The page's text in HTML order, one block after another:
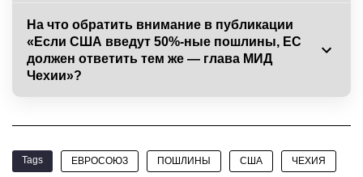
На что обратить внимание в публикации
«Если США введут 50%-ные пошлины, ЕС
должен ответить тем же — глава МИД
Чехии»?
Tags ЕВРОСОЮЗ ПОШЛИНЫ США ЧЕХИЯ